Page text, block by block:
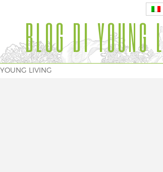
BLOG DI
YOUNG LIVING